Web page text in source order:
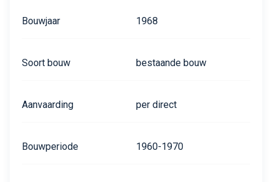
Bouwjaar 1968
Soort bouw bestaande bouw
Aanvaarding per direct
Bouwperiode 1960-1970